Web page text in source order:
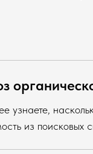
узнаете,
из поисковых